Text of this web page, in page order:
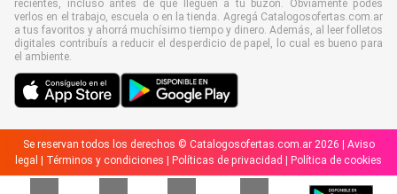
recientes, incluso antes de que lleguen a tu buzón. Obviamente podés
verlos en el trabajo, escuela o en la tienda. Agregá Catalogosofertas.com.ar
a tus favoritos y ahorrá muchísimo tiempo y dinero. Además, al leer folletos
digitales contribuís a reducir el desperdicio de papel, lo cual es bueno para
el ambiente.
Se reservan todos los derechos © Catalogosofertas.com.ar 2026 | Aviso
legal
Términos y condiciones Políticas de privacidad Política de cookies